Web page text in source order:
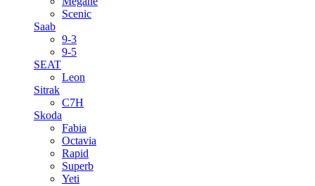
Scenic
Saab
9-3
9-5
SEAT
Leon
Sitrak
C7H
Skoda
Fabia
Octavia
Rapid
Superb
Yeti